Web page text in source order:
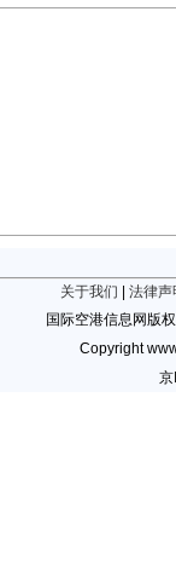
关于我们
法律声
国际空港信息网版
Copyright